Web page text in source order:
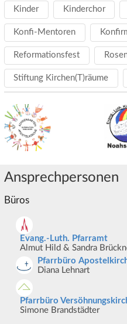
Kinder Kinderchor
Konfi-Mentoren
Reformationsfest
Stiftung Kirchen(T)räume
Ansprechpersonen
Büros
Evang.-Luth. Pfarramt
Almut Hild & Sandra
Pfarrbüro
Diana Lehnart
Pfarrbüro
Simone Brandstädter